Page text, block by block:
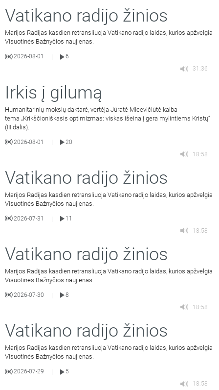
Vatikano radijo žinios
Marijos Radijas kasdien retransliuoja Vatikano radijo laidas, kurios apžvelgia
Visuotinės Bažnyčios naujienas.
2026-08-01
6
31:36
Irkis į gilumą
Humanitarinių mokslų daktarė, vertėja Jūratė Micevičiūtė kalba
tema „Krikščioniškasis optimizmas: viskas išeina į gera mylintiems Kristų“
(III dalis).
2026-08-01
20
18:58
Vatikano radijo žinios
Marijos Radijas kasdien retransliuoja Vatikano radijo laidas, kurios apžvelgia
Visuotinės Bažnyčios naujienas.
2026-07-31 |
11
18:58
Vatikano radijo žinios
Marijos Radijas kasdien retransliuoja Vatikano radijo laidas, kurios apžvelgia
Visuotinės Bažnyčios naujienas.
2026-07-30 |
8
18:58
Vatikano radijo žinios
Marijos Radijas kasdien retransliuoja Vatikano radijo laidas, kurios apžvelgia
Visuotinės Bažnyčios naujienas.
2026-07-29
5
18:58